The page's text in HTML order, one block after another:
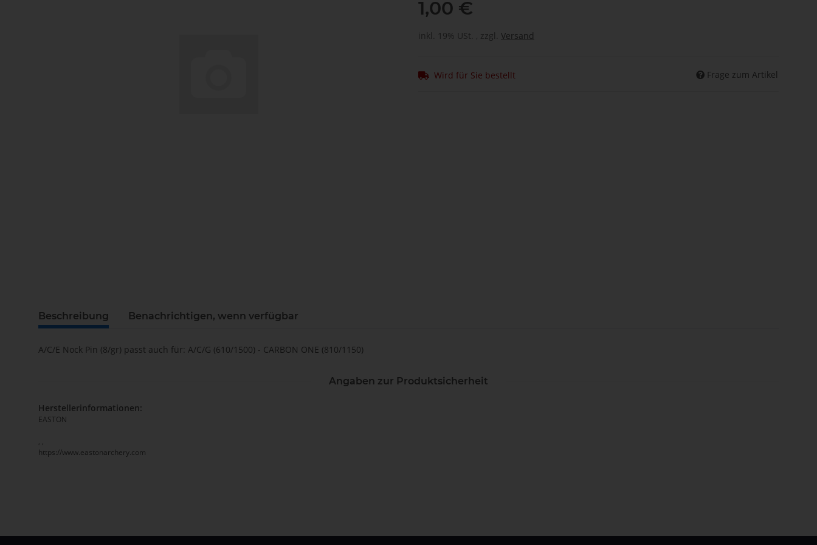
1,00 €
inkl. 19% USt. , zzgl. Versand
Wird für Sie bestellt Frage zum Artikel
Beschreibung Benachrichtigen, wenn verfügbar
A/C/E Nock Pin (8/gr) passt auch für: A/C/G (610/1500) - CARBON ONE (810/1150)
Angaben zur Produktsicherheit
Herstellerinformationen:
EASTON
, ,
https://www.eastonarchery.com